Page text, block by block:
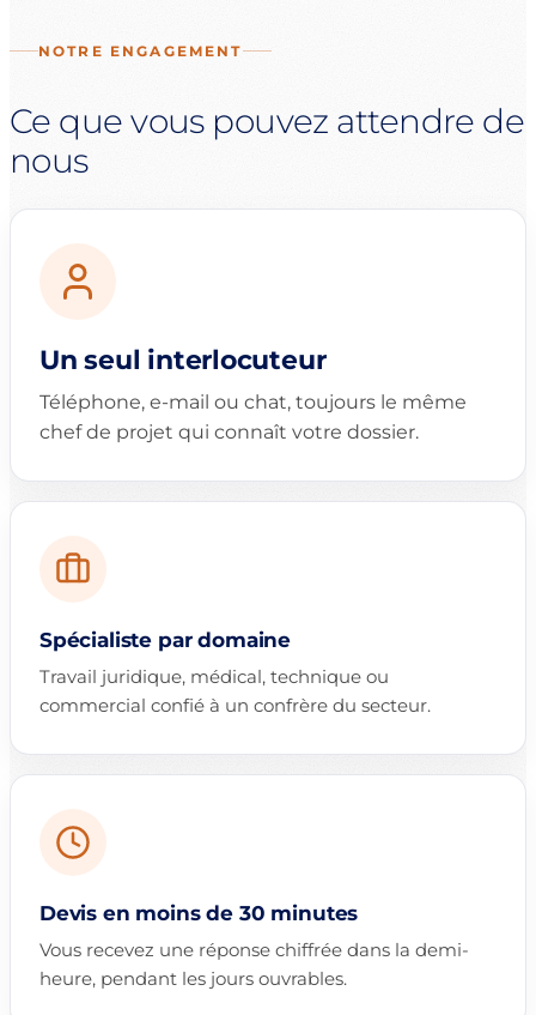
NOTRE ENGAGEMENT
Ce que vous pouvez attendre de
nous
Un seul interlocuteur
Téléphone, e-mail ou chat, toujours le même
chef de projet qui connaît votre dossier.
Spécialiste par domaine
Travail juridique, médical, technique ou
commercial confié à un confrère du secteur.
Devis en moins de 30 minutes
Vous recevez une réponse chiffrée dans la demi-
heure, pendant les jours ouvrables.